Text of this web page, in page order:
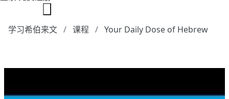
学习希伯来文 课程 Your Daily Dose of Hebrew